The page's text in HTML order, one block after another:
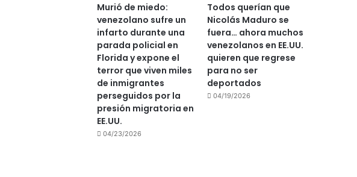
Murió de miedo:
venezolano sufre un
infarto durante una
parada policial en
Florida y expone el
terror que viven miles
de inmigrantes
perseguidos por la
presión migratoria en
EE.UU.
04/23/2026
Todos querían que
Nicolás Maduro se
fuera… ahora muchos
venezolanos en EE.UU.
quieren que regrese
para no ser
deportados
04/19/2026